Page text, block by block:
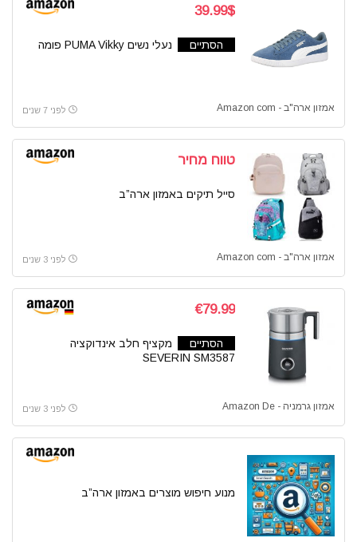
39.99$
הסתיים נעלי נשים PUMA Vikky פומה
אמזון ארה"ב - Amazon com לפני 7 שנים
טווח מחיר
סייל תיקים באמזון ארה”ב
אמזון ארה"ב - Amazon com לפני 3 שנים
€79.99
הסתיים
מקציף חלב אינדוקציה
SEVERIN SM3587
אמזון גרמניה - Amazon De לפני 3 שנים
מנוע חיפוש מוצרים באמזון ארה”ב